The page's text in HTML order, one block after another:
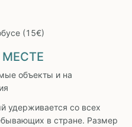
(15€)
объекты и на
удерживается со всех
в стране. Размер